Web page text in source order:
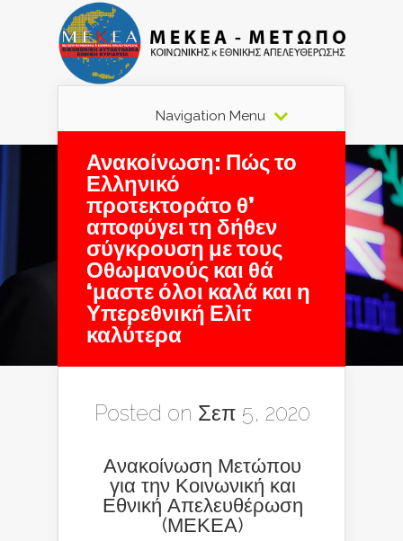
Navigation Menu
Ανακοίνωση: Πώς το
Ελληνικό
προτεκτοράτο θ’
αποφύγει τη δήθεν
σύγκρουση με τους
Οθωμανούς και θά
‘μαστε όλοι καλά και η
Υπερεθνική Ελίτ
καλύτερα
Posted on Σεπ 5, 2020
Ανακοίνωση Μετώπου
για την Κοινωνική και
Εθνική Απελευθέρωση
(ΜΕΚΕΑ)